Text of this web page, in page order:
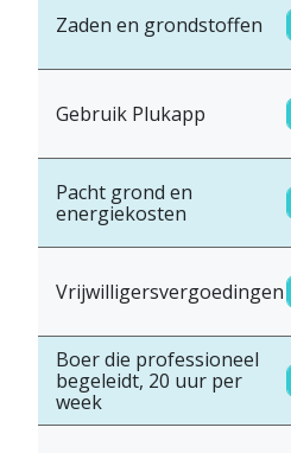
Zaden en grondstoffen
Gebruik Plukapp
Pacht grond en
energiekosten
Vrijwilligersvergoedingen
Boer die professioneel
begeleidt, 20 uur per
week